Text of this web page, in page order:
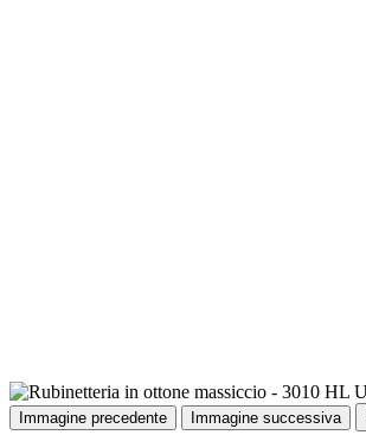
Immagine precedente Immagine successiva